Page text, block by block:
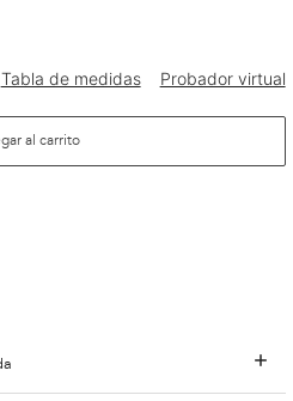
al carrito